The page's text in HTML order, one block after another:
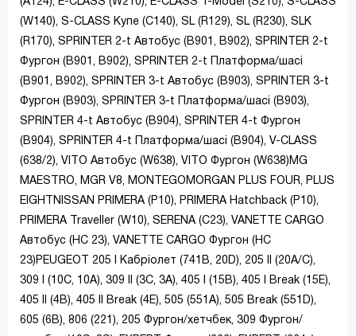
(A124), E-CLASS (W210), E-CLASS T-Model (S210), S-CLASS
(W140), S-CLASS Купе (C140), SL (R129), SL (R230), SLK
(R170), SPRINTER 2-t Автобус (B901, B902), SPRINTER 2-t
Фургон (B901, B902), SPRINTER 2-t Платформа/шасі
(B901, B902), SPRINTER 3-t Автобус (B903), SPRINTER 3-t
Фургон (B903), SPRINTER 3-t Платформа/шасі (B903),
SPRINTER 4-t Автобус (B904), SPRINTER 4-t Фургон
(B904), SPRINTER 4-t Платформа/шасі (B904), V-CLASS
(638/2), VITO Автобус (W638), VITO Фургон (W638)MG
MAESTRO, MGR V8, MONTEGOMORGAN PLUS FOUR, PLUS
EIGHTNISSAN PRIMERA (P10), PRIMERA Hatchback (P10),
PRIMERA Traveller (W10), SERENA (C23), VANETTE CARGO
Автобус (HC 23), VANETTE CARGO Фургон (HC
23)PEUGEOT 205 I Кабріолет (741B, 20D), 205 II (20A/C),
309 I (10C, 10A), 309 II (3C, 3A), 405 I (15B), 405 I Break (15E),
405 II (4B), 405 II Break (4E), 505 (551A), 505 Break (551D),
605 (6B), 806 (221), 205 Фургон/хетчбек, 309 Фургон/